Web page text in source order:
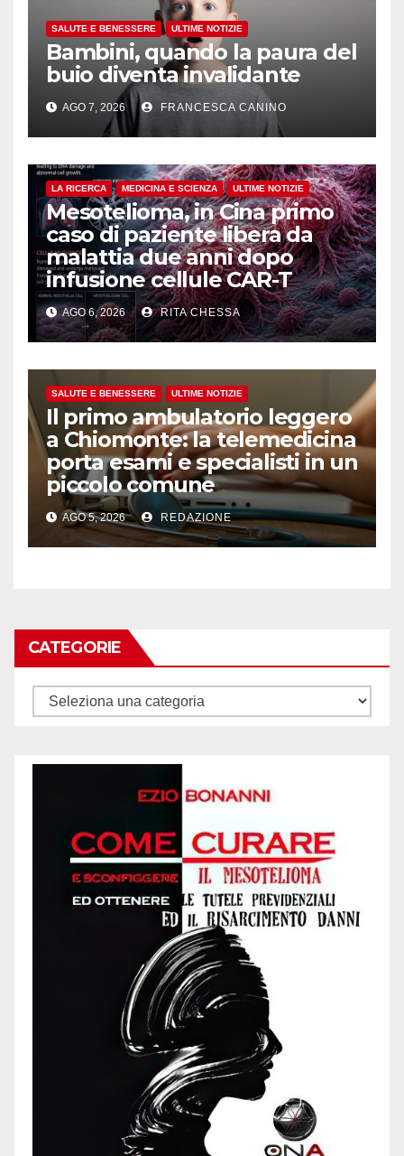
SALUTE E BENESSERE ULTIME NOTIZIE
Bambini, quando la paura del
buio diventa invalidante
AGO 7, 2026 FRANCESCA CANINO
LA RICERCA MEDICINA E SCIENZA ULTIME NOTIZIE
Mesotelioma, in Cina primo
caso di paziente libera da
malattia due anni dopo
infusione cellule CAR-T
AGO 6, 2026 RITA CHESSA
SALUTE E BENESSERE ULTIME NOTIZIE
Il primo ambulatorio leggero
a Chiomonte: la telemedicina
porta esami e specialisti in un
piccolo comune
AGO 5, 2026 REDAZIONE
CATEGORIE
Categorie